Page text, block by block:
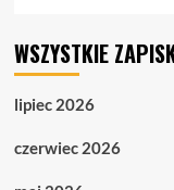
WSZYSTKIE
lipiec 2026
czerwiec 2026